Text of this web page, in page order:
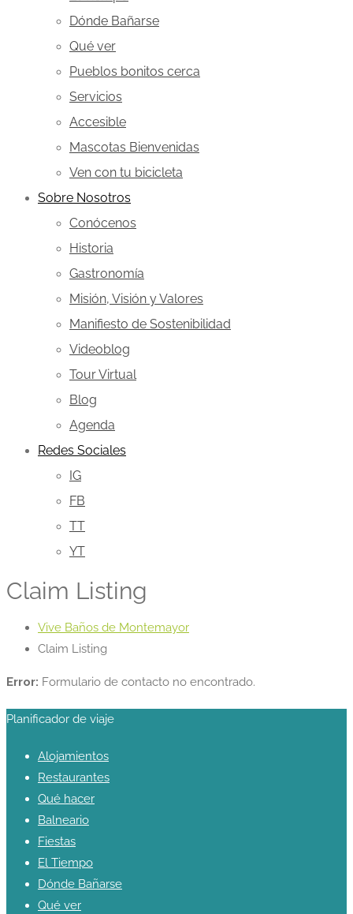
Dónde Bañarse
Qué ver
Pueblos bonitos cerca
Servicios
Accesible
Mascotas Bienvenidas
Ven con tu bicicleta
Sobre Nosotros
Conócenos
Historia
Gastronomía
Misión, Visión y Valores
Manifiesto de Sostenibilidad
Videoblog
Tour Virtual
Blog
Agenda
Redes Sociales
IG
FB
TT
YT
Claim Listing
Vive Baños de Montemayor
Claim Listing
Error: Formulario de contacto no encontrado.
Planificador de viaje
Alojamientos
Restaurantes
Qué hacer
Balneario
Fiestas
El Tiempo
Dónde Bañarse
Qué ver